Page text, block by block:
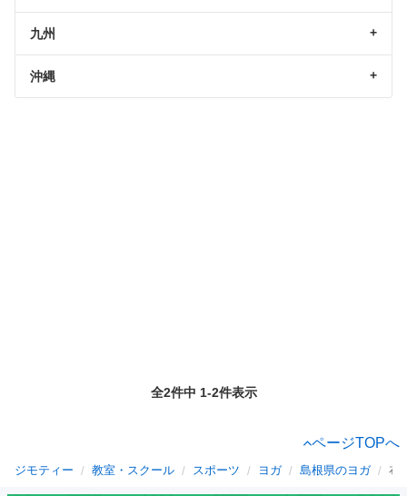
九州
沖縄
全2件中 1-2件表示
ページTOPへ
ジモティー 教室・スクール スポーツ ヨガ 島根県のヨガ 布